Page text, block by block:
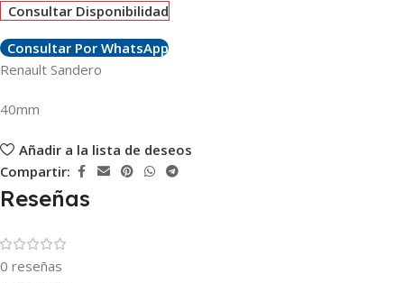
Consultar Disponibilidad
Consultar Por WhatsApp
Renault Sandero
40mm
Añadir a la lista de deseos
Compartir:
Reseñas
0 reseñas